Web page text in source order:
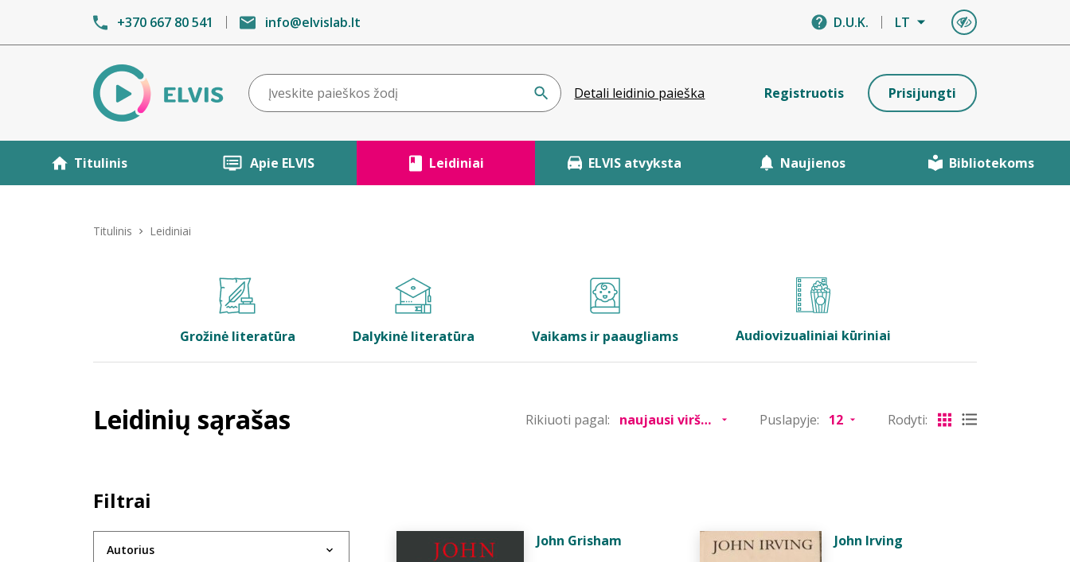
+370 667 80 541 info@elvislab.lt D.U.K. LT
Detali leidinio paieška Registruotis Prisijungti
Titulinis Apie ELVIS Leidiniai ELVIS atvyksta Naujienos Bibliotekoms
Titulinis Leidiniai
Grožinė literatūra Dalykinė literatūra Vaikams ir paaugliams Audiovizualiniai kūriniai
Leidinių sąrašas Rikiuoti pagal: Puslapyje: Rodyti:
Filtrai
Autorius
John Grisham John Irving